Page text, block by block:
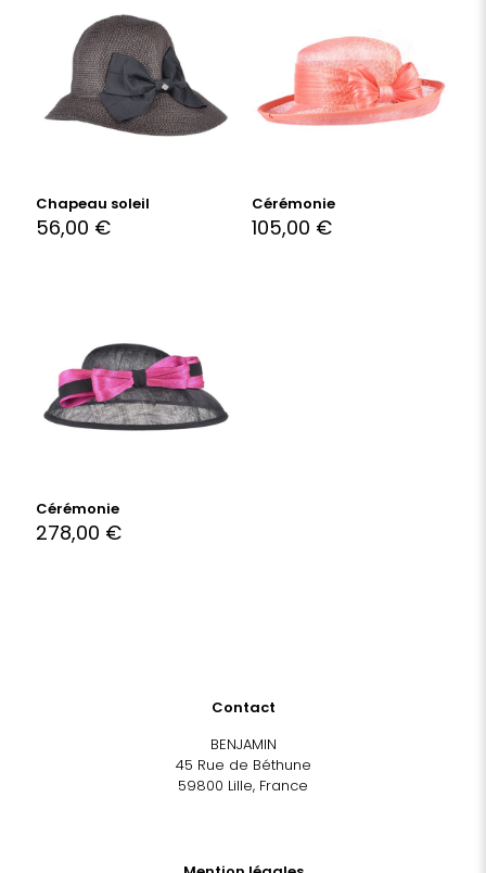
Chapeau soleil
56,00 €
Cérémonie
105,00 €
Cérémonie
278,00 €
Contact
BENJAMIN
45 Rue de Béthune
59800 Lille, France